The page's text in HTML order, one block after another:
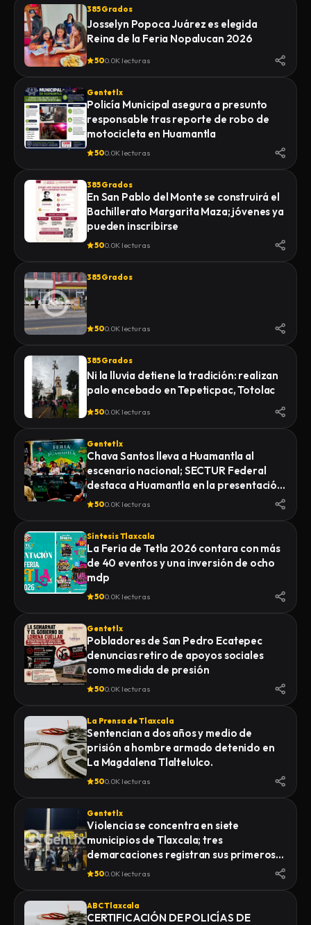
385 Grados
Josselyn Popoca Juárez es elegida
Reina de la Feria Nopalucan 2026
500.0K lecturas
Gentetlx
Policía Municipal asegura a presunto
responsable tras reporte de robo de
motocicleta en Huamantla
500.0K lecturas
385 Grados
En San Pablo del Monte se construirá el
Bachillerato Margarita Maza; jóvenes ya
pueden inscribirse
500.0K lecturas
385 Grados
500.0K lecturas
385 Grados
Ni la lluvia detiene la tradición: realizan
palo encebado en Tepeticpac, Totolac
500.0K lecturas
Gentetlx
Chava Santos lleva a Huamantla al
escenario nacional; SECTUR Federal
destaca a Huamantla en la presentación
de su feria 2026
500.0K lecturas
Síntesis Tlaxcala
La Feria de Tetla 2026 contara con más
de 40 eventos y una inversión de ocho
mdp
500.0K lecturas
Gentetlx
Pobladores de San Pedro Ecatepec
denuncias retiro de apoyos sociales
como medida de presión
500.0K lecturas
La Prensa de Tlaxcala
Sentencian a dos años y medio de
prisión a hombre armado detenido en
La Magdalena Tlaltelulco.
500.0K lecturas
Gentetlx
Violencia se concentra en siete
municipios de Tlaxcala; tres
demarcaciones registran sus primeros
homicidios de 2026
500.0K lecturas
ABC Tlaxcala
CERTIFICACIÓN DE POLICÍAS DE